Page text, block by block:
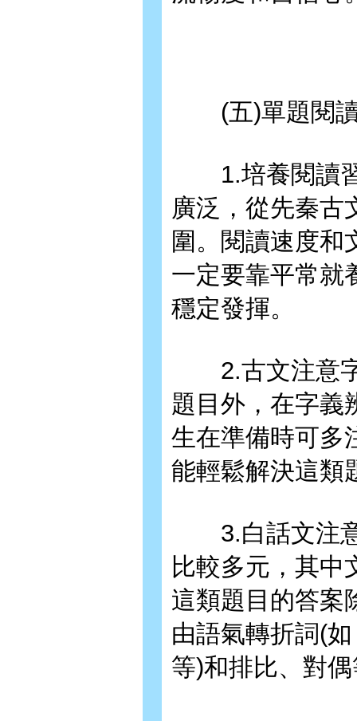
(五)單題閱
1.培養閱讀習
廣泛，從先秦古
圍。閱讀速度和
一定要靠平常就
穩定發揮。
2.古文注意字
題目外，在字義
生在準備時可多
能輕鬆解決這類
3.白話文注意
比較多元，其中
這類題目的答案
由語氣轉折詞(
等)和排比、對